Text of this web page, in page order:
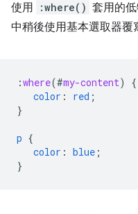
使用 :where() 套用的
中稍後使用基本選取器覆
:where(#my-content)
{
color : red ;
}
p {
color : blue ;
}